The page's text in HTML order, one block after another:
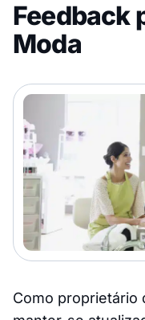
Feedback
Moda
Como proprietário